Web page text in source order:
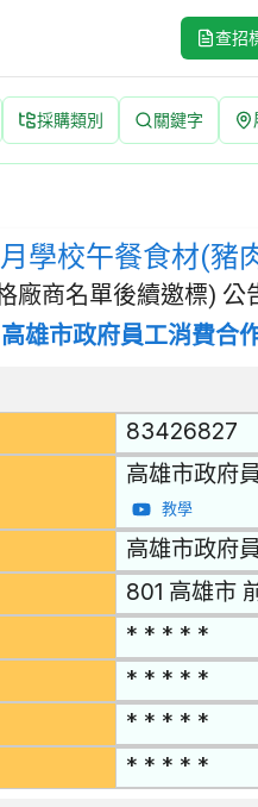
查招
採購類別 關鍵字
食材(豬肉加工類) 招標公告
,果實,蔬菜,及油脂 | 招標方
學校午餐食材(豬
廠商名單後續邀標) 公
高雄市政府員工消費合
83426827
高雄市政府
教學
高雄市政府
801 高雄市
* * * * *
* * * * *
* * * * *
* * * * *